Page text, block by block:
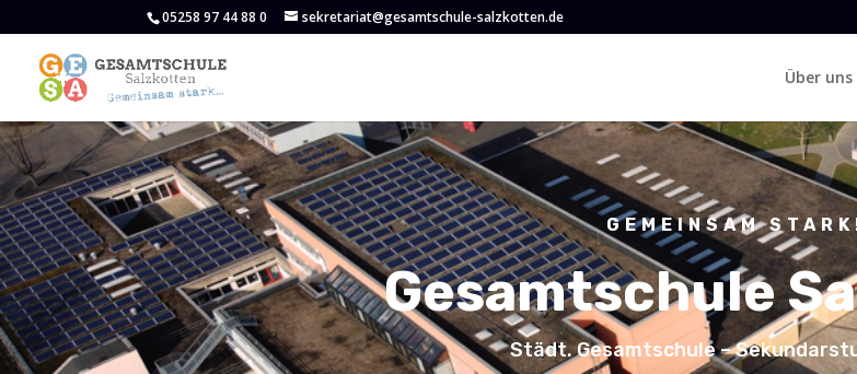
05258 97 44 88 0 sekretariat@gesamtschule-salzkotten.de
Über uns
GEMEINSAM
Gesamtschule
Städt. Gesamtschule –